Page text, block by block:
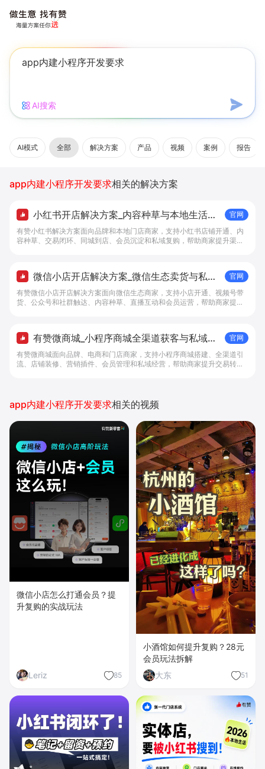
AI搜索
AI模式 全部 解决方案 产品 视频 案例 报告
app内建小程序开发要求相关的解决方案
小红书开店解决方案_内容种草与本地生活转
化工具 - 做生意, 找有赞
官网
有赞小红书解决方案面向品牌和本地门店商家，支持小红书店铺开通、内
容种草、交易闭环、同城到店、会员沉淀和私域复购，帮助商家提升渠道
微信小店开店解决方案_微信生态卖货与私域
经营 - 做生意, 找有赞
官网
有赞微信小店开店解决方案面向微信生态商家，支持小店开通、视频号带
货、公众号和社群触达、内容种草、直播互动和会员运营，帮助商家提升
有赞微商城_小程序商城全渠道获客与私域复
购工具 - 做生意, 找有赞
官网
有赞微商城面向品牌、电商和门店商家，支持小程序商城搭建、全渠道引
流、店铺装修、营销插件、会员管理和私域经营，帮助商家提升交易转化
app内建小程序开发要求相关的视频
微信小店怎么打通会员？提
升复购的实战玩法
Leriz 85
小酒馆如何提升复购？28元
会员玩法拆解
大东
51